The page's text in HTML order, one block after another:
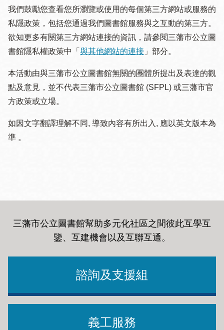
我們鼓勵您查看您所瀏覽或使用的每個第三方網站或服務的
私隱政策，包括您通過我們圖書館服務與之互動的第三方。
欲知更多有關第三方網站連接的資訊，請參閱三藩市公立圖
書館隱私權政策中「 與其他網站的連接 」部分。
本活動由與三藩市公立圖書館無關的團體所提出及表達的觀
點及意見，並不代表三藩市公立圖書館 (SFPL) 或三藩市官
方政策或立場。
如因文字翻譯理解不同, 導致內容有所出入, 應以英文版本為
準 。
三藩市公立圖書館幫助多元化社區之間彼此互學互
鑒、互建機會以及互聯互通。
諮詢及支援組
義工服務